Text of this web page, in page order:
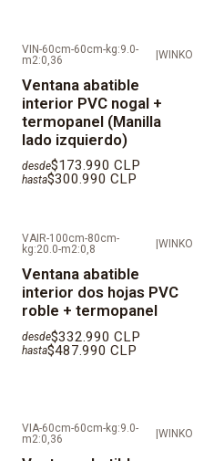
VIN-60cm-60cm-kg:9.0-
m2:0,36
|WINKO
Ventana abatible
interior PVC nogal +
termopanel (Manilla
lado izquierdo)
desde$173.990 CLP
hasta$300.990 CLP
VAIR-100cm-80cm-
kg:20.0-m2:0,8
WINKO
Ventana abatible
interior dos hojas PVC
roble + termopanel
desde$332.990 CLP
hasta$487.990 CLP
VIA-60cm-60cm-kg:9.0-
m2:0,36
|WINKO